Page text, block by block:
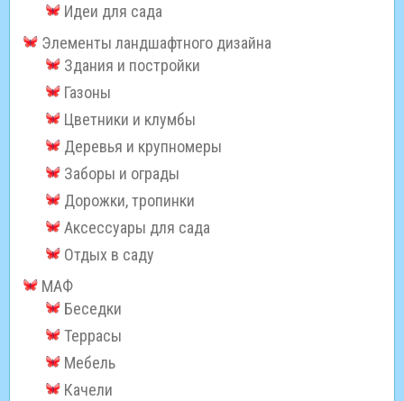
Идеи для сада
Элементы ландшафтного дизайна
Здания и постройки
Газоны
Цветники и клумбы
Деревья и крупномеры
Заборы и ограды
Дорожки, тропинки
Аксессуары для сада
Отдых в саду
МАФ
Беседки
Террасы
Мебель
Качели